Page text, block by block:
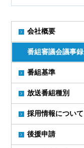
会社概要
番組審議会議事録
番組基準
放送番組種別
採用情報について
後援申請